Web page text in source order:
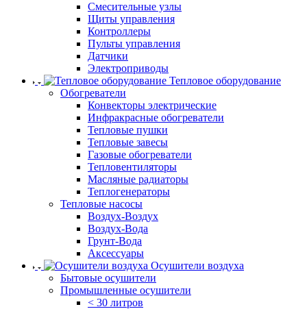
Смесительные узлы
Щиты управления
Контроллеры
Пульты управления
Датчики
Электроприводы
Тепловое оборудование
Обогреватели
Конвекторы электрические
Инфракрасные обогреватели
Тепловые пушки
Тепловые завесы
Газовые обогреватели
Тепловентиляторы
Масляные радиаторы
Теплогенераторы
Тепловые насосы
Воздух-Воздух
Воздух-Вода
Грунт-Вода
Аксессуары
Осушители воздуха
Бытовые осушители
Промышленные осушители
< 30 литров